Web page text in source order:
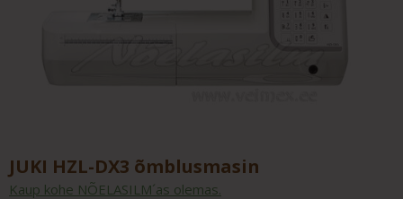
JUKI HZL-DX3 õmblusmasin
Kaup kohe NÕELASILM´as olemas.